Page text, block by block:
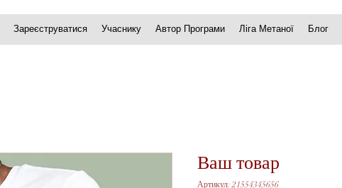
Зареєструватися Учаснику Автор Програми Ліга Метаної Блог
Ваш товар
Артикул: 21554345656